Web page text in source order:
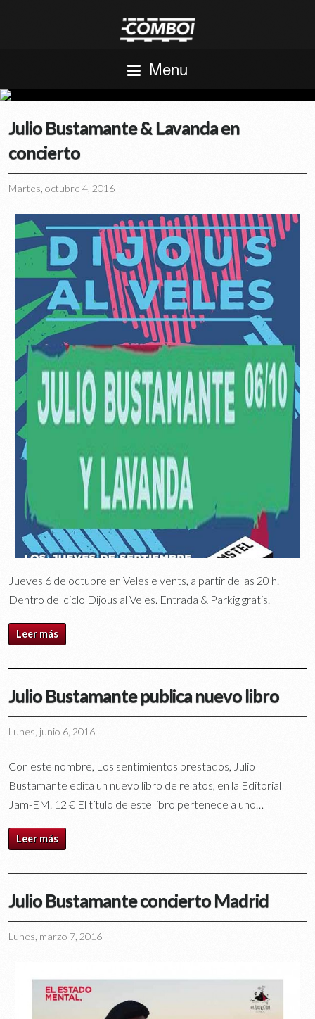
Menu
Julio Bustamante & Lavanda en
concierto
Martes, octubre 4, 2016
Jueves 6 de octubre en Veles e vents, a partir de las 20 h.
Dentro del ciclo Dijous al Veles. Entrada & Parkig gratis.
Leer más
Julio Bustamante publica nuevo libro
Lunes, junio 6, 2016
Con este nombre, Los sentimientos prestados, Julio
Bustamante edita un nuevo libro de relatos, en la Editorial
Jam-EM. 12 € El título de este libro pertenece a uno…
Leer más
Julio Bustamante concierto Madrid
Lunes, marzo 7, 2016